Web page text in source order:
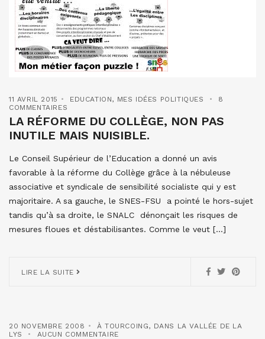
11 AVRIL 2015 EDUCATION, MES IDÉES POLITIQUES
8
COMMENTAIRES
LA RÉFORME DU COLLÈGE, NON PAS
INUTILE MAIS NUISIBLE.
Le Conseil Supérieur de l’Education a donné un avis
favorable à la réforme du Collège grâce à la nébuleuse
associative et syndicale de sensibilité socialiste qui y est
majoritaire. A sa gauche, le SNES-FSU a pointé le hors-sujet
tandis qu’à sa droite, le SNALC dénonçait les risques de
mesures floues et déstabilisantes. Comme le veut […]
LIRE LA SUITE
20 NOVEMBRE 2008 À TOURCOING, DANS LA VALLÉE DE LA
LYS
AUCUN COMMENTAIRE